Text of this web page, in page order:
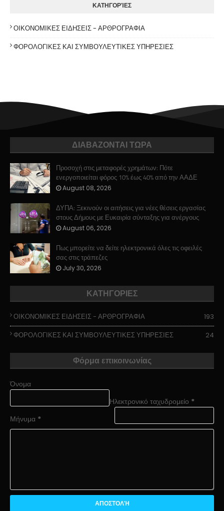
ΚΑΤΗΓΟΡΊΕΣ
ΟΙΚΟΝΟΜΙΚΕΣ ΕΙΔΗΣΕΙΣ - ΑΡΘΡΟΓΡΑΦΙΑ
ΦΟΡΟΛΟΓΙΚΕΣ ΚΑΙ ΣΥΜΒΟΥΛΕΥΤΙΚΕΣ ΥΠΗΡΕΣΙΕΣ
ΔΙΑΒΑΖΟΝΤΑΙ ΤΩΡΑ
Προσοχή στις μεταφορές χρημάτων: Πότε
ενεργοποιείται φόρος 10% έως 40% από την ΑΑΔΕ
August 08, 2026
ΔΥΠΑ: Ξεκινούν οι αιτήσεις για νέες θέσεις εργασίας
στους Δήμους με Ευκαιρία σύνταξης για ανέργους
August 06, 2026
Πως μπορείτε να δείτε ηλεκτρονικά όλες τις οφειλές
σας στις τράπεζες
July 30, 2026
ΚΑΤΗΓΟΡΙΕΣ
ΟΙΚΟΝΟΜΙΚΕΣ ΕΙΔΗΣΕΙΣ - ΑΡΘΡΟΓΡΑΦΙΑ
193
ΦΟΡΟΛΟΓΙΚΕΣ ΚΑΙ ΣΥΜΒΟΥΛΕΥΤΙΚΕΣ ΥΠΗΡΕΣΙΕΣ
24
Φόρμα επικοινωνίας
Όνομα
Ηλεκτρονικό ταχυδρομείο *
Μήνυμα *